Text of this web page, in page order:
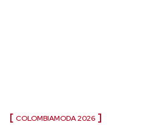
COLOMBIAMODA 2026